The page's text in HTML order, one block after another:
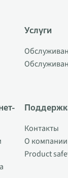
Услуги
Контакты
О компании
Product